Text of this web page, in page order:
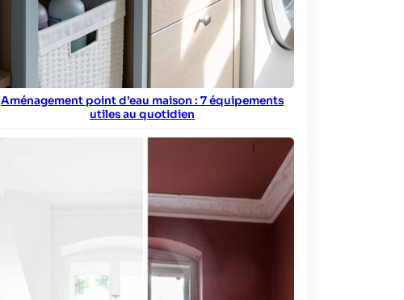
Aménagement point d’eau maison : 7 équipements
utiles au quotidien